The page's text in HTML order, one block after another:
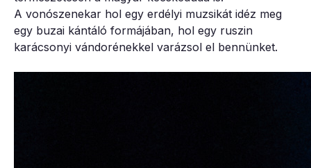
A vonószenekar hol egy erdélyi muzsikát idéz meg
egy buzai kántáló formájában, hol egy ruszin
karácsonyi vándorénekkel varázsol el bennünket.